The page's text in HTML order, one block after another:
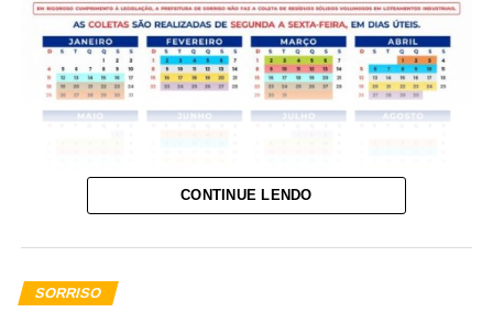
CONTINUE LENDO
SORRISO